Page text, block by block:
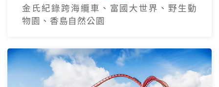
金氏紀錄跨海纜車、富國大世界、野生動
物園、香島自然公園